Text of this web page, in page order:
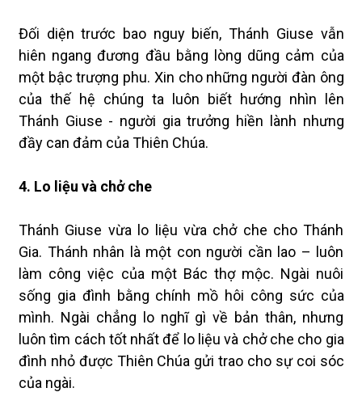
Đối diện trước bao nguy biến, Thánh Giuse vẫn
hiên ngang đương đầu bằng lòng dũng cảm của
một bậc trượng phu. Xin cho những người đàn ông
của thế hệ chúng ta luôn biết hướng nhìn lên
Thánh Giuse - người gia trưởng hiền lành nhưng
đầy can đảm của Thiên Chúa.
4. Lo liệu và chở che
Thánh Giuse vừa lo liệu vừa chở che cho Thánh
Gia. Thánh nhân là một con người cần lao – luôn
làm công việc của một Bác thợ mộc. Ngài nuôi
sống gia đình bằng chính mồ hôi công sức của
mình. Ngài chẳng lo nghĩ gì về bản thân, nhưng
luôn tìm cách tốt nhất để lo liệu và chở che cho gia
đình nhỏ được Thiên Chúa gửi trao cho sự coi sóc
của ngài.